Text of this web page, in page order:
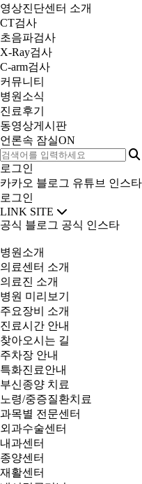
영상진단센터 소개
CT검사
초음파검사
X-Ray검사
C-arm검사
커뮤니티
병원소식
진료후기
동영상게시판
언론속 잠실ON
로그인
카카오 블로그 유튜브 인스
로그인
LINK SITE
공식 블로그 공식 인스타
병원소개
의료센터 소개
의료진 소개
병원 미리보기
주요장비 소개
진료시간 안내
찾아오시는 길
주차장 안내
특화진료안내
부신종양 치료
노령/중증질환치료
과목별 전문센터
외과수술센터
내과센터
종양센터
재활센터